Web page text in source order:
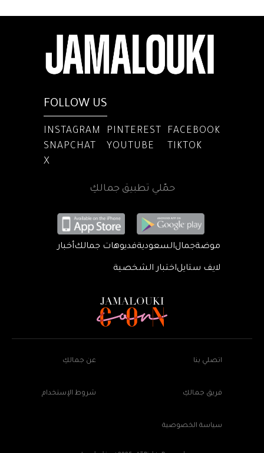
FOLLOW US
INSTAGRAM PINTEREST
FACEBOOK
SNAPCHAT
YOUTUBE
TIKTOK
X
حمّلي تطبيق جمالكِ
موضةجمالالسعوديةفديوهات جمالكأخبار
لايف ستايلاختبار الشخصية
اتصلي بنا عن جمالكِ
فريق جمالكِ شروط الإستخدام
سياسة الخصوصية